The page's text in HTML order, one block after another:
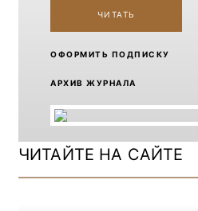
ЧИТАТЬ
ОФОРМИТЬ ПОДПИСКУ
АРХИВ ЖУРНАЛА
ЧИТАЙТЕ НА САЙТЕ